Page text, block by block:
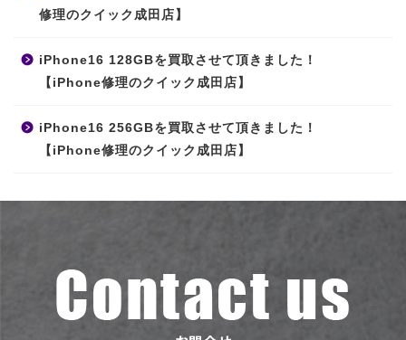
修理のクイック成田店】
iPhone16 128GBを買取させて頂きました！
【iPhone修理のクイック成田店】
iPhone16 256GBを買取させて頂きました！
【iPhone修理のクイック成田店】